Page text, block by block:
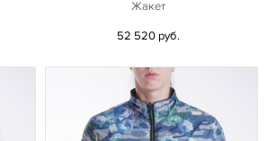
Жакет
52 520 руб.